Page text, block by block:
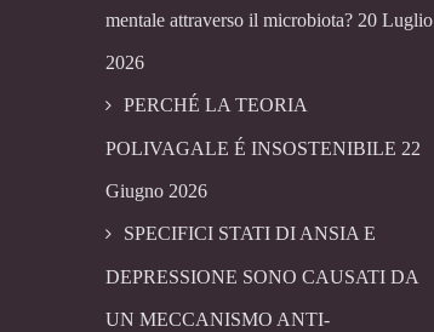
mentale attraverso il microbiota? 20 Luglio
2026
PERCHÉ LA TEORIA
POLIVAGALE É INSOSTENIBILE 22
Giugno 2026
SPECIFICI STATI DI ANSIA E
DEPRESSIONE SONO CAUSATI DA
UN MECCANISMO ANTI-